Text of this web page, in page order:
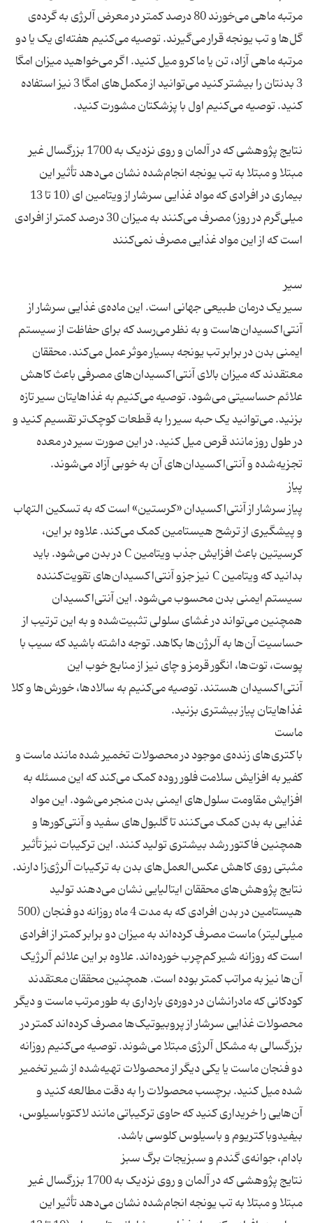
مرتبه ماهی می‌خورند 80 درصد کمتر در معرض آلرژی به گرده‌ی
گل‌ها و تب یونجه قرار می‌گیرند. توصیه می‌کنیم هفته‌ای یک یا دو
مرتبه ماهی آزاد، تن یا ماکرو میل کنید. اگر می‌خواهید میزان امگا
3 بدنتان را بیشتر کنید می‌توانید از مکمل‌های امگا 3 نیز استفاده
نتایج پژوهشی که در آلمان و روی نزدیک به 1700 بزرگسال غیر
مبتلا و مبتلا به تب یونجه انجام‌شده نشان می‌دهد تأثیر این
بیماری در افرادی که مواد غذایی سرشار از ویتامین ای (10 تا 13
میلی‌گرم در روز) مصرف می‌کنند به میزان 30 درصد کمتر از افرادی
سیر یک درمان طبیعی جهانی است. این ماده‌ی غذایی سرشار از
آنتی‌اکسیدان‌هاست و به نظر می‌رسد که برای حفاظت از سیستم
ایمنی بدن در برابر تب یونجه بسیار موثر عمل می‌کند. محققان
معتقدند که میزان بالای آنتی‌اکسیدان‌های مصرفی باعث کاهش
علائم حساسیتی می‌شود. توصیه می‌کنیم به غذاهایتان سیر تازه
بزنید. می‌توانید یک حبه سیر را به قطعات کوچک‌تر تقسیم کنید و
در طول روز مانند قرص میل کنید. در این صورت سیر در معده
پیاز سرشار از آنتی‌اکسیدان «کرستین» است که به تسکین التهاب
و پیشگیری از ترشح هیستامین کمک می‌کند. علاوه بر این،
کرسیتین باعث افزایش جذب ویتامین C در بدن می‌شود. باید
بدانید که ویتامین C نیز جزو آنتی‌اکسیدان‌های تقویت‌کننده
سیستم ایمنی بدن محسوب می‌شود. این آنتی‌اکسیدان
همچنین می‌تواند در غشای سلولی تثبیت‌شده و به این ترتیب از
حساسیت آن‌ها به آلرژن‌ها بکاهد. توجه داشته باشید که سیب با
پوست، توت‌ها، انگور قرمز و چای نیز از منابع خوب این
آنتی‌اکسیدان هستند. توصیه می‌کنیم به سالادها، خورش‌ها و کلا
باکتری‌های زنده‌ی موجود در محصولات تخمیر شده مانند ماست و
کفیر به افزایش سلامت فلور روده کمک می‌کند که این مسئله به
افزایش مقاومت سلول‌های ایمنی بدن منجر می‌شود. این مواد
غذایی به بدن کمک می‌کنند تا گلبول‌های سفید و آنتی‌کورها و
همچنین فاکتور رشد بیشتری تولید کنند. این ترکیبات نیز تأثیر
مثبتی روی کاهش عکس‌العمل‌های بدن به ترکیبات آلرژی‌زا دارند.
نتایج پژوهش‌های محققان ایتالیایی نشان می‌دهند تولید
هیستامین در بدن افرادی که به مدت 4 ماه روزانه دو فنجان (500
میلی‌لیتر) ماست مصرف کرده‌اند به میزان دو برابر کمتر از افرادی
است که روزانه شیر کم‌چرب خورده‌اند. علاوه بر این علائم آلرژیک
آن‌ها نیز به مراتب کمتر بوده است. همچنین محققان معتقدند
کودکانی که مادرانشان در دوره‌ی بارداری به طور مرتب ماست و دیگر
محصولات غذایی سرشار از پروبیوتیک‌ها مصرف کرده‌اند کمتر در
بزرگسالی به مشکل آلرژی مبتلا می‌شوند. توصیه می‌کنیم روزانه
دو فنجان ماست یا یکی دیگر از محصولات تهیه‌شده از شیر تخمیر
شده میل کنید. برچسب محصولات را به دقت مطالعه کنید و
آن‌هایی را خریداری کنید که حاوی ترکیباتی مانند لاکتوباسیلوس،
نتایج پژوهشی که در آلمان و روی نزدیک به 1700 بزرگسال غیر
مبتلا و مبتلا به تب یونجه انجام‌شده نشان می‌دهد تأثیر این